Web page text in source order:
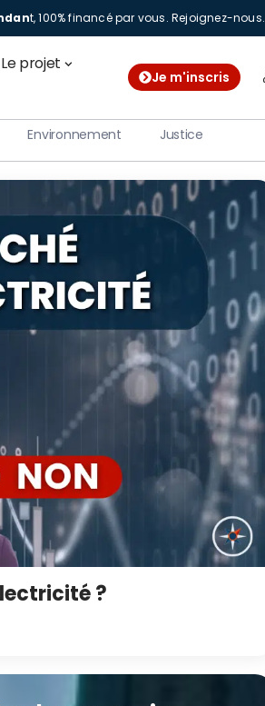
t, 100% financé par vous.Rejoignez-nous.
Le projet
Je m'inscris
Environnement Justice
?